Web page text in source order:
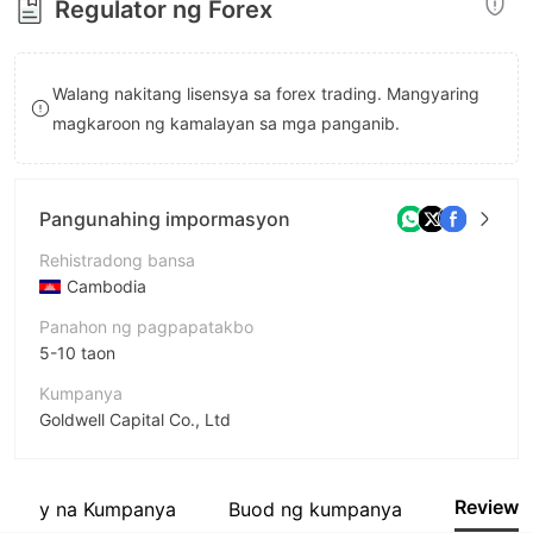
8
9
Regulator ng Forex
Walang nakitang lisensya sa forex trading. Mangyaring
magkaroon ng kamalayan sa mga panganib.
Pangunahing impormasyon
Rehistradong bansa
Cambodia
Panahon ng pagpapatakbo
5-10 taon
Kumpanya
Goldwell Capital Co., Ltd
empleyado ng kumpanya
na Kumpanya Buod ng kumpanya Review